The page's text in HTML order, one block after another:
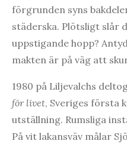
förgrunden syns
städerska. Plötsligt slår
uppstigande hopp?
makten är på väg att
1980 på Liljevalchs
för livet, Sveriges första
utställning. Rumsliga
På vit lakansväv målar